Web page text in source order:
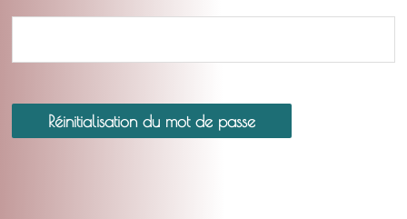
Réinitialisation du mot de passe